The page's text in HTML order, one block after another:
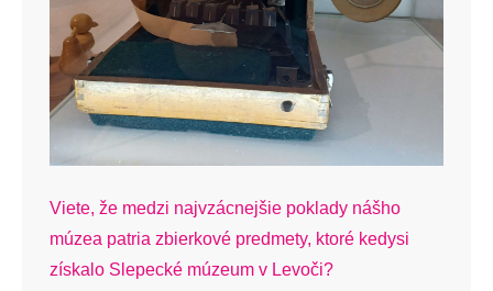
Viete, že medzi najvzácnejšie poklady nášho
múzea patria zbierkové predmety, ktoré kedysi
získalo Slepecké múzeum v Levoči?